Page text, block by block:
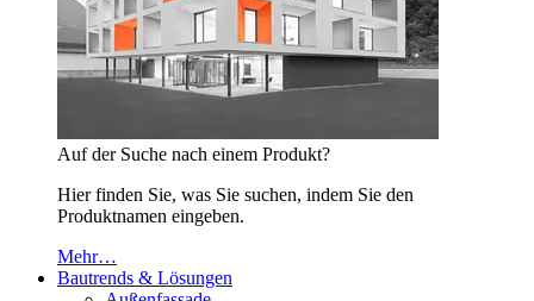
Auf der Suche nach einem Produkt?
Hier finden Sie, was Sie suchen, indem Sie den
Produktnamen eingeben.
Mehr…
Bautrends & Lösungen